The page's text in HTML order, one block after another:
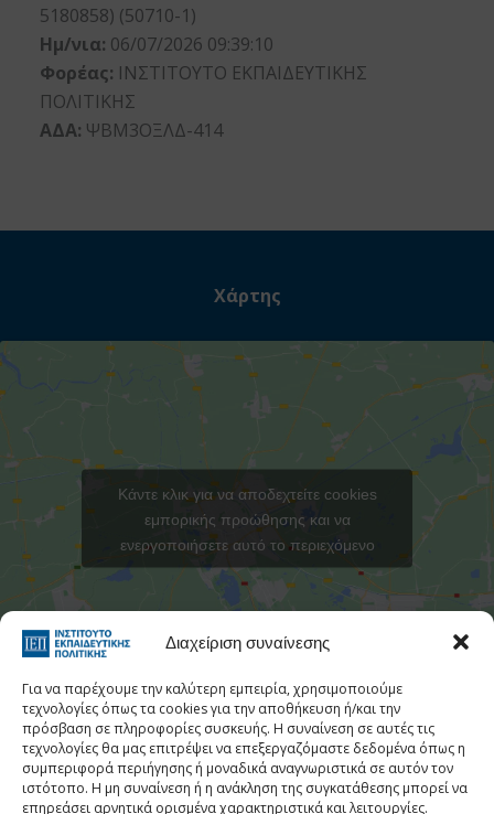
Διαχείριση συναίνεσης
Για να παρέχουμε την καλύτερη εμπειρία, χρησιμοποιούμε
τεχνολογίες όπως τα cookies για την αποθήκευση ή/και την
πρόσβαση σε πληροφορίες συσκευής. Η συναίνεση σε αυτές τις
τεχνολογίες θα μας επιτρέψει να επεξεργαζόμαστε δεδομένα όπως η
συμπεριφορά περιήγησης ή μοναδικά αναγνωριστικά σε αυτόν τον
ιστότοπο. Η μη συναίνεση ή η ανάκληση της συγκατάθεσης μπορεί να
επηρεάσει αρνητικά ορισμένα χαρακτηριστικά και λειτουργίες.
5180858) (50710-1)
Ημ/νια: 06/07/2026 09:39:10
Φορέας: ΙΝΣΤΙΤΟΥΤΟ ΕΚΠΑΙΔΕΥΤΙΚΗΣ
ΠΟΛΙΤΙΚΗΣ
ΑΔΑ: ΨΒΜ3ΟΞΛΔ-414
Χάρτης
Κάντε κλικ για να αποδεχτείτε cookies
εμπορικής προώθησης και να
ενεργοποιήσετε αυτό το περιεχόμενο
Τηλεφωνικός Κατάλογος